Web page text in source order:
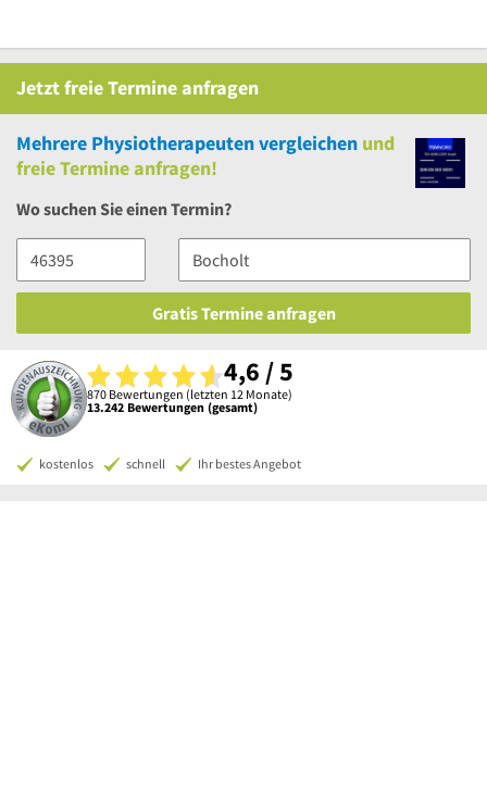
JetztfreieTermine anfragen
Mehrere Physiotherapeuten vergleichen und
freieTermine anfragen!
Wo suchen Sie einen Termin?
Gratis Termine anfragen
4,6 / 5
870 Bewertungen (letzten 12 Monate)
13.242 Bewertungen (gesamt)
kostenlos schnell Ihr bestes Angebot